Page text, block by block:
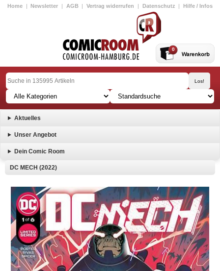
Home | Newsletter | AGB | Vertrag widerrufen | Datenschutz | Hilfe / Infos
0
Aktuelles
Unser Angebot
Dein Comic Room
DC MECH (2022)